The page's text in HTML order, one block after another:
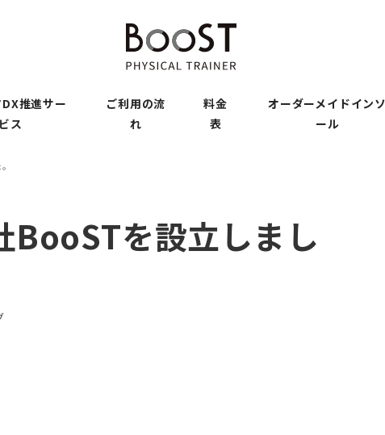
推進サー
ス
ご利用の流
れ
料金
表
オーダーメイドインソ
ール
BooSTを設立しまし